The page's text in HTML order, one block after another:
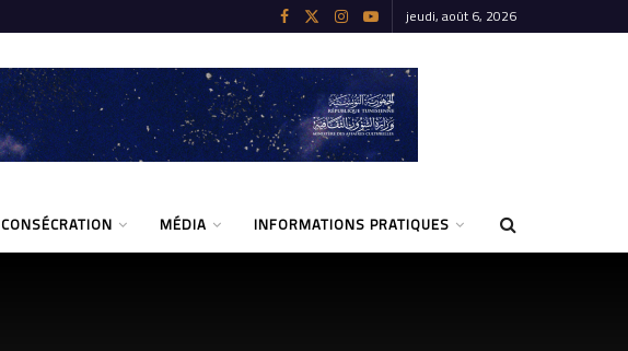
jeudi, août 6, 2026
MÉDIA INFORMATIONS PRATIQUES